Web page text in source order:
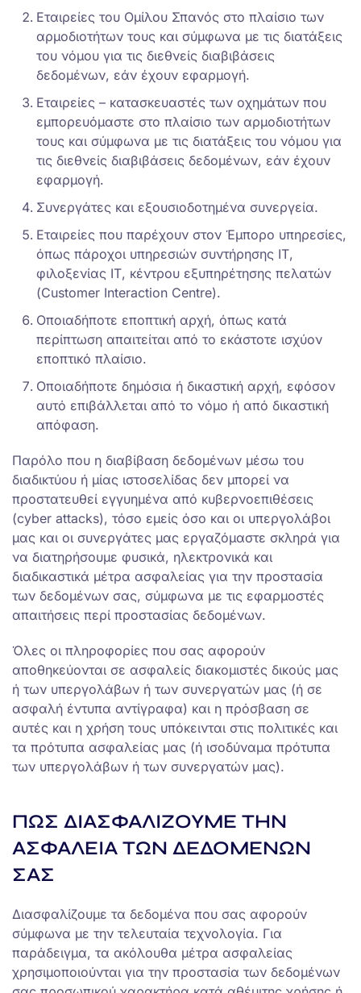
Εταιρείες του Ομίλου Σπανός στο πλαίσιο των
αρμοδιοτήτων τους και σύμφωνα με τις διατάξεις
του νόμου για τις διεθνείς διαβιβάσεις
δεδομένων, εάν έχουν εφαρμογή.
Εταιρείες – κατασκευαστές των οχημάτων που
εμπορευόμαστε στο πλαίσιο των αρμοδιοτήτων
τους και σύμφωνα με τις διατάξεις του νόμου για
τις διεθνείς διαβιβάσεις δεδομένων, εάν έχουν
εφαρμογή.
Συνεργάτες και εξουσιοδοτημένα συνεργεία.
Εταιρείες που παρέχουν στον Έμπορο υπηρεσίες,
όπως πάροχοι υπηρεσιών συντήρησης ΙΤ,
φιλοξενίας ΙΤ, κέντρου εξυπηρέτησης πελατών
(Customer Interaction Centre).
Οποιαδήποτε εποπτική αρχή, όπως κατά
περίπτωση απαιτείται από το εκάστοτε ισχύον
εποπτικό πλαίσιο.
Οποιαδήποτε δημόσια ή δικαστική αρχή, εφόσον
αυτό επιβάλλεται από το νόμο ή από δικαστική
απόφαση.
Παρόλο που η διαβίβαση δεδομένων μέσω του
διαδικτύου ή μίας ιστοσελίδας δεν μπορεί να
προστατευθεί εγγυημένα από κυβερνοεπιθέσεις
(cyber attacks), τόσο εμείς όσο και οι υπεργολάβοι
μας και οι συνεργάτες μας εργαζόμαστε σκληρά για
να διατηρήσουμε φυσικά, ηλεκτρονικά και
διαδικαστικά μέτρα ασφαλείας για την προστασία
των δεδομένων σας, σύμφωνα με τις εφαρμοστές
απαιτήσεις περί προστασίας δεδομένων.
Όλες οι πληροφορίες που σας αφορούν
αποθηκεύονται σε ασφαλείς διακομιστές δικούς μας
ή των υπεργολάβων ή των συνεργατών μας (ή σε
ασφαλή έντυπα αντίγραφα) και η πρόσβαση σε
αυτές και η χρήση τους υπόκεινται στις πολιτικές και
τα πρότυπα ασφαλείας μας (ή ισοδύναμα πρότυπα
των υπεργολάβων ή των συνεργατών μας).
ΠΩΣ ΔΙΑΣΦΑΛΙΖΟΥΜΕ ΤΗΝ
ΑΣΦΑΛΕΙΑ ΤΩΝ ΔΕΔΟΜΕΝΩΝ
ΣΑΣ
Διασφαλίζουμε τα δεδομένα που σας αφορούν
σύμφωνα με την τελευταία τεχνολογία. Για
παράδειγμα, τα ακόλουθα μέτρα ασφαλείας
χρησιμοποιούνται για την προστασία των δεδομένων